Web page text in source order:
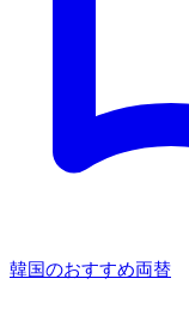
韓国のおすすめ両替